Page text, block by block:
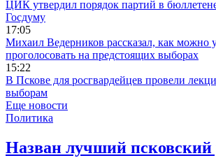
ЦИК утвердил порядок партий в
Госдуму
17:05
Михаил Ведерников рассказал, как можно
проголосовать на предстоящих выборах
15:22
В Пскове для росгвардейцев провели
выборам
Еще новости
Политика
Назван лучший псковский